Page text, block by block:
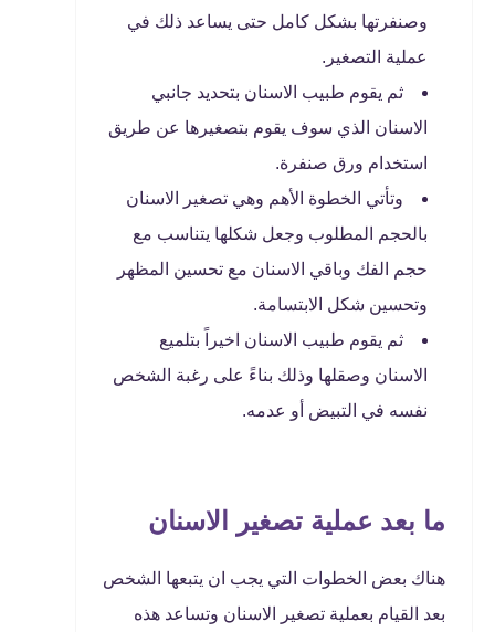
وصنفرتها بشكل كامل حتى يساعد ذلك في
عملية التصغير.
ثم يقوم طبيب الاسنان بتحديد جانبي
الاسنان الذي سوف يقوم بتصغيرها عن طريق
استخدام ورق صنفرة.
وتأتي الخطوة الأهم وهي تصغير الاسنان
بالحجم المطلوب وجعل شكلها يتناسب مع
حجم الفك وباقي الاسنان مع تحسين المظهر
وتحسين شكل الابتسامة.
ثم يقوم طبيب الاسنان اخيراً بتلميع
الاسنان وصقلها وذلك بناءً على رغبة الشخص
نفسه في التبيض أو عدمه.
ما بعد عملية تصغير الاسنان
هناك بعض الخطوات التي يجب ان يتبعها الشخص
بعد القيام بعملية تصغير الاسنان وتساعد هذه